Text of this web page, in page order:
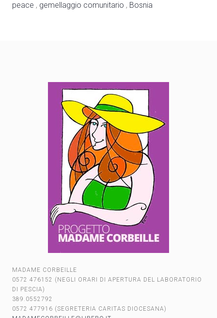
peace , gemellaggio comunitario , Bosnia
MADAME CORBEILLE
0572 476152 (NEGLI ORARI DI APERTURA DEL LABORATORIO
DI PESCIA)
389.0552792
0572 477916 (SEGRETERIA CARITAS DIOCESANA)